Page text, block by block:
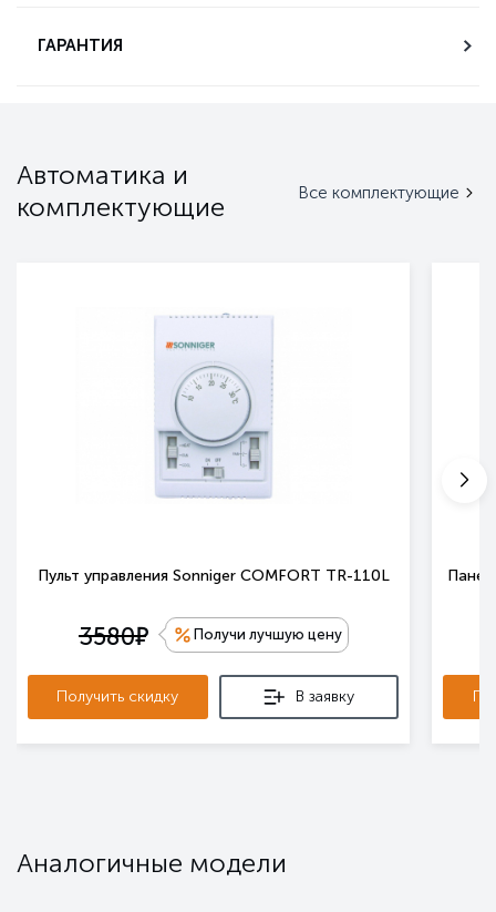
ГАРАНТИЯ
Автоматика и
комплектующие
Все комплектующие
Пульт управления Sonniger COMFORT TR-110L
3580е Получи лучшую цену
Получить скидку В заявку
Аналогичные модели